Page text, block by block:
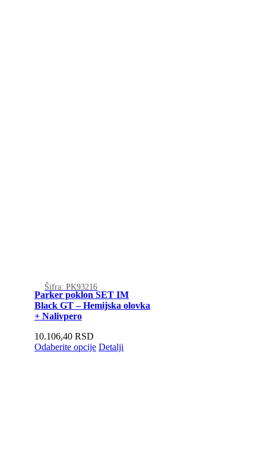
Šifra: PK93216
Parker poklon SET IM
Black GT – Hemijska olovka
+ Nalivpero
10.106,40 RSD
Odaberite opcije Detalji